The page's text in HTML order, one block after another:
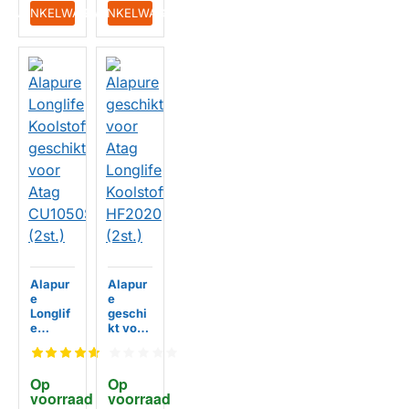
IN WINKELWAGENIN WINKELWAGEN
Op
voorraad
Alapur
e
Longlif
e
ffilter
kt voor
Atag
Op
voorraad
Alapur
e
geschi
kt voor
Koolsto
ffilter